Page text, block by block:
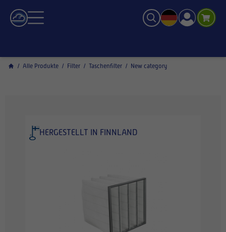
/ Alle Produkte / Filter / Taschenfilter / New category
HERGESTELLT IN FINNLAND